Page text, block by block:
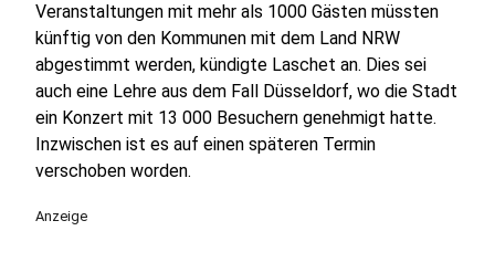
Veranstaltungen mit mehr als 1000 Gästen müssten
künftig von den Kommunen mit dem Land NRW
abgestimmt werden, kündigte Laschet an. Dies sei
auch eine Lehre aus dem Fall Düsseldorf, wo die Stadt
ein Konzert mit 13 000 Besuchern genehmigt hatte.
Inzwischen ist es auf einen späteren Termin
verschoben worden.
Anzeige